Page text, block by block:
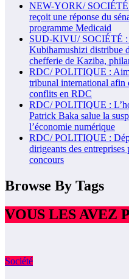
NEW-YORK/ SOCIÉTÉ
reçoit une réponse du
programme Medicaid
SUD-KIVU/ SOCIÉTÉ :
Kubihamushizi distribue
chefferie de Kaziba,
RDC/ POLITIQUE :
tribunal international afin
conflits en RDC
RDC/ POLITIQUE :
Patrick Baka salue la
l’économie numérique
RDC/ POLITIQUE :
dirigeants des
concours
Browse By Tags
VOUS LES AVEZ
Société